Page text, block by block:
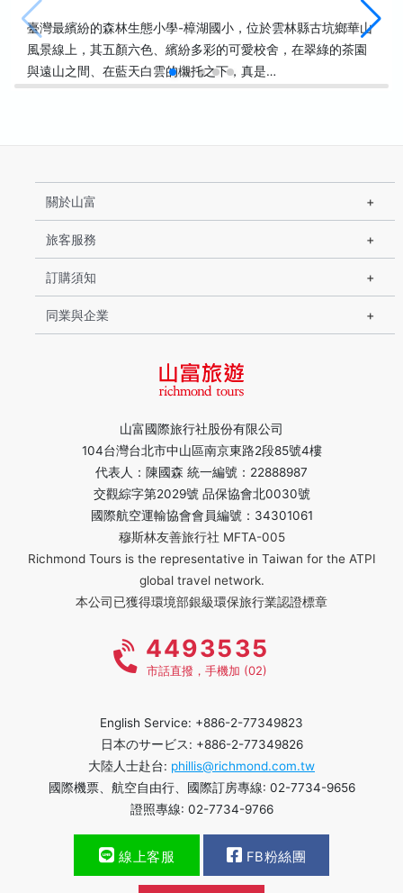
臺灣最繽紛的森林生態小學-樟湖國小，位於雲林縣古坑鄉華山
風景線上，其五顏六色、繽紛多彩的可愛校舍，在翠綠的茶園
與遠山之間、在藍天白雲的櫬托之下，真是…
山富國際旅行社股份有限公司
104台灣台北市中山區南京東路2段85號4樓
代表人：陳國森 統一編號：22888987
交觀綜字第2029號 品保協會北0030號
國際航空運輸協會會員編號：34301061
穆斯林友善旅行社 MFTA-005
Richmond Tours is the representative in Taiwan for the ATPI
global travel network.
本公司已獲得環境部銀級環保旅行業認證標章
關於山富
旅客服務
訂購須知
同業與企業
4493535
市話直撥，手機加 (02)
English Service: +886-2-77349823
日本のサービス: +886-2-77349826
大陸人士赴台: phillis@richmond.com.tw
國際機票、航空自由行、國際訂房專線: 02-7734-9656
證照專線: 02-7734-9766
線上客服 FB粉絲團